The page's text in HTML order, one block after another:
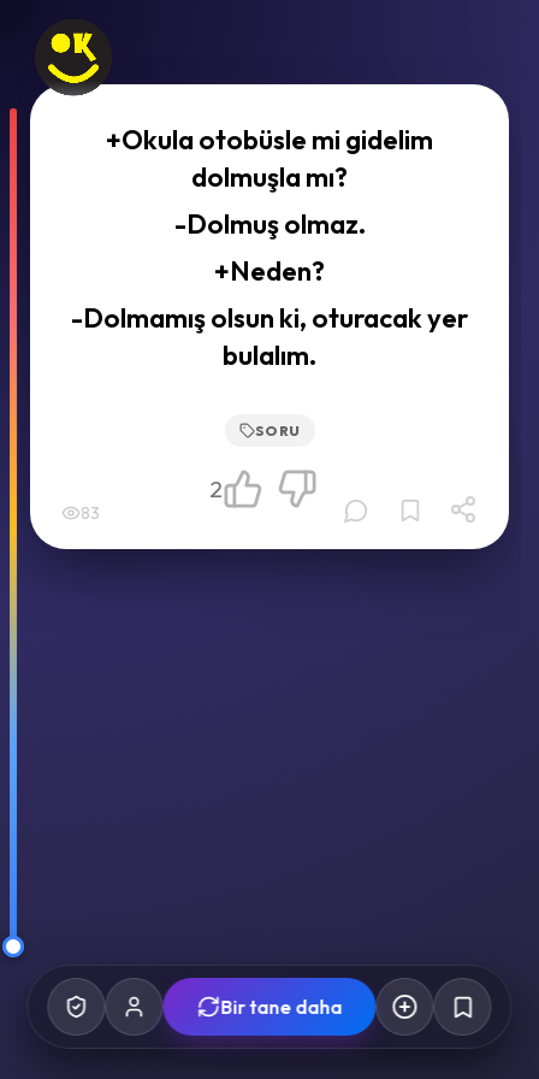
+Okula otobüsle mi gidelim
dolmuşla mı?
-Dolmuş olmaz.
+Neden?
-Dolmamış olsun ki, oturacak yer
bulalım.
SORU
83
2
Bir tane daha